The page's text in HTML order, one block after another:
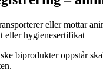
eller mottar
eller hygienesertifikat
biprodukter oppstår